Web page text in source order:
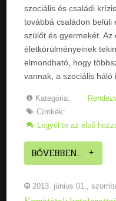
szociális és családi
továbbá családon belüli
szülőt és gyermekét.
életkörülményeinek
elmondható, hogy
vannak, a szociális háló
Kategória:
Címkék:
Legyél te az első
BŐVEBBEN...
2013. június 01.,